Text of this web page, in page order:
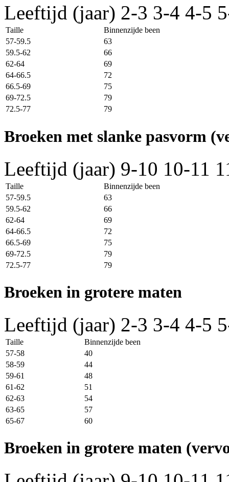
Leeftijd (jaar) 2-3 3-4 4-5
Taille
Binnenzijde been
57-59.5
63
59.5-62
66
62-64
69
64-66.5
72
66.5-69
75
69-72.5
79
72.5-77
79
Broeken met slanke pasvorm
Leeftijd (jaar) 9-10 10-11
Taille
Binnenzijde been
57-59.5
63
59.5-62
66
62-64
69
64-66.5
72
66.5-69
75
69-72.5
79
72.5-77
79
Broeken in grotere maten
Leeftijd (jaar) 2-3 3-4 4-5
Taille
Binnenzijde been
57-58
40
58-59
44
59-61
48
61-62
51
62-63
54
63-65
57
65-67
60
Broeken in grotere maten